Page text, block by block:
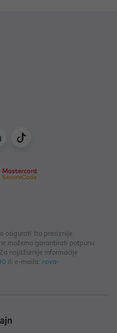
osigurati što preciznije
možemo garantirati potpunu
najažurnije informacije
ili e-maila: nova-